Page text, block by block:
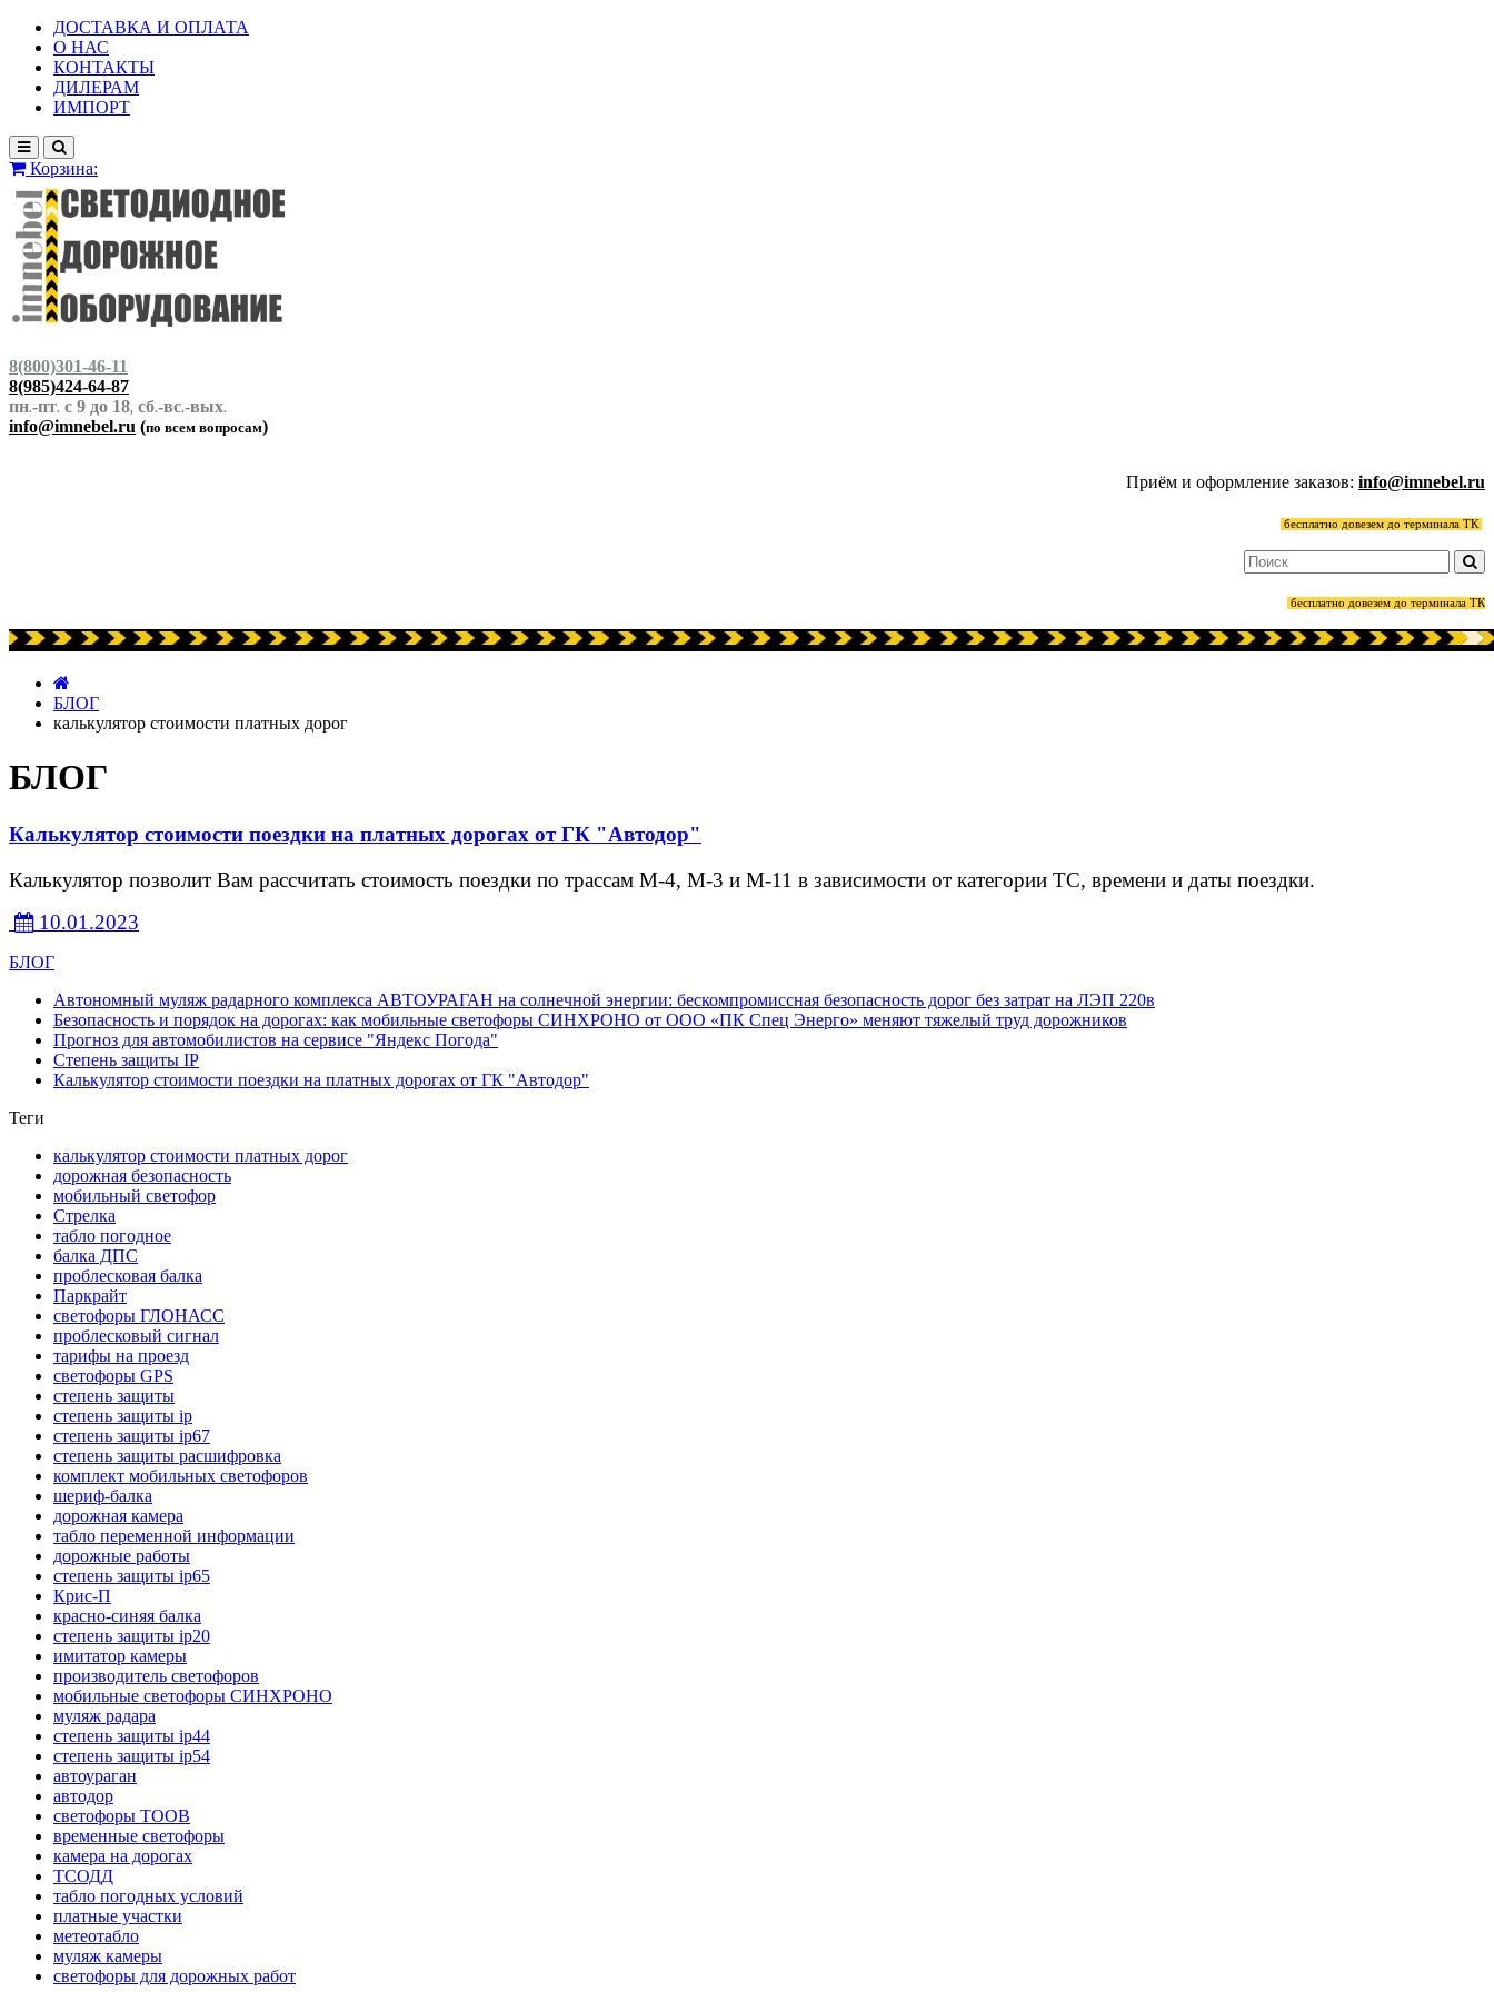
ДОСТАВКА И ОПЛАТА
О НАС
КОНТАКТЫ
ДИЛЕРАМ
ИМПОРТ
Корзина:
8(800)301-46-11
8(985)424-64-87
пн.-пт. с 9 до 18, сб.-вс.-вых.
info@imnebel.ru (по всем вопросам)
Приём и оформление заказов: info@imnebel.ru
бесплатно довезем до терминала ТК
бесплатно довезем до терминала ТК
БЛОГ
калькулятор стоимости платных дорог
БЛОГ
Калькулятор стоимости поездки на платных дорогах от ГК "Автодор"
Калькулятор позволит Вам рассчитать стоимость поездки по трассам М-4, М-3 и М-11 в зависимости от категории ТС, времени и даты поездки.
10.01.2023
БЛОГ
Автономный муляж радарного комплекса АВТОУРАГАН на солнечной энергии: бескомпромиссная безопасность дорог без затрат на ЛЭП 220в
Безопасность и порядок на дорогах: как мобильные светофоры СИНХРОНО от ООО «ПК Спец Энерго» меняют тяжелый труд дорожников
Прогноз для автомобилистов на сервисе "Яндекс Погода"
Степень защиты IP
Калькулятор стоимости поездки на платных дорогах от ГК "Автодор"
Теги
калькулятор стоимости платных дорог
дорожная безопасность
мобильный светофор
Стрелка
табло погодное
балка ДПС
проблесковая балка
Паркрайт
светофоры ГЛОНАСС
проблесковый сигнал
тарифы на проезд
светофоры GPS
степень защиты
степень защиты ip
степень защиты ip67
степень защиты расшифровка
комплект мобильных светофоров
шериф-балка
дорожная камера
табло переменной информации
дорожные работы
степень защиты ip65
Крис-П
красно-синяя балка
степень защиты ip20
имитатор камеры
производитель светофоров
мобильные светофоры СИНХРОНО
муляж радара
степень защиты ip44
степень защиты ip54
автоураган
автодор
светофоры ТООВ
временные светофоры
камера на дорогах
ТСОДД
табло погодных условий
платные участки
метеотабло
муляж камеры
светофоры для дорожных работ